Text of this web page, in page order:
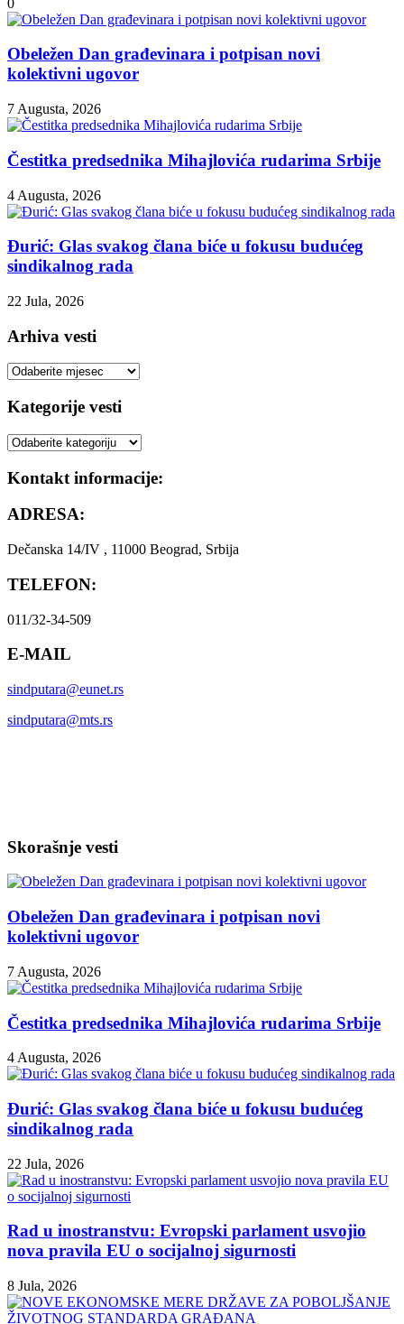
Obeležen Dan građevinara i potpisan novi
kolektivni ugovor
7 Augusta, 2026
Čestitka predsednika Mihajlovića rudarima Srbije
4 Augusta, 2026
Đurić: Glas svakog člana biće u fokusu budućeg
sindikalnog rada
22 Jula, 2026
Arhiva vesti
Arhiva
Kategorije vesti
Kategorije
Kontakt informacije:
ADRESA:
Dečanska 14/IV , 11000 Beograd, Srbija
TELEFON:
011/32-34-509
E-MAIL
sindputara@eunet.rs
sindputara@mts.rs
Skorašnje vesti
Obeležen Dan građevinara i potpisan novi
kolektivni ugovor
7 Augusta, 2026
Čestitka predsednika Mihajlovića rudarima Srbije
4 Augusta, 2026
Đurić: Glas svakog člana biće u fokusu budućeg
sindikalnog rada
22 Jula, 2026
Rad u inostranstvu: Evropski parlament usvojio
nova pravila EU o socijalnoj sigurnosti
8 Jula, 2026